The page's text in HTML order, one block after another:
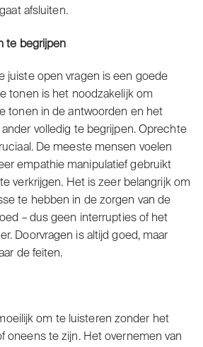
afsluiten.
te begrijpen
juiste open vragen is een goede
tonen is het noodzakelijk om
tonen in de antwoorden en het
volledig te begrijpen. Oprechte
De meeste mensen voelen
empathie manipulatief gebruikt
verkrijgen. Het is zeer belangrijk om
te hebben in de zorgen van de
– dus geen interrupties of het
Doorvragen is altijd goed, maar
de feiten.
om te luisteren zonder het
oneens te zijn. Het overnemen van